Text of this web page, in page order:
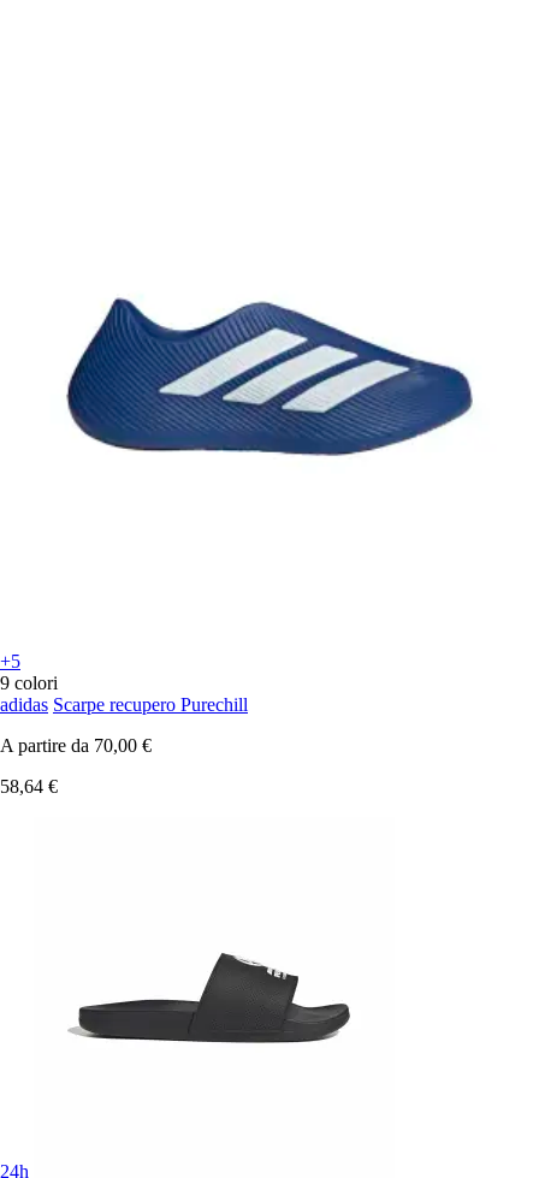
+5
9 colori
adidas Scarpe recupero Purechill
A partire da 70,00 €
58,64 €
24h